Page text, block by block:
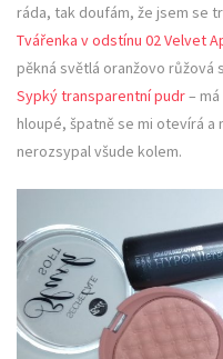
ráda, tak doufám, že jsem se
Tvářenka v odstínu 02 Velvet
pěkná světlá oranžovo růžová
Sypký transparentní pudr–
hloupé, špatně se mi otevírá
nerozsypal všude kolem.